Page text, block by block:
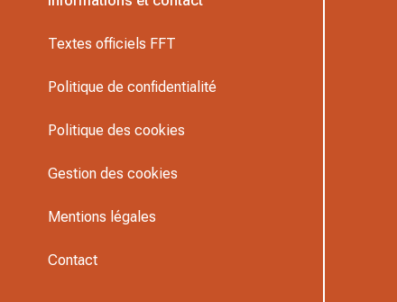
Textes officiels FFT
Politique de confidentialité
Politique des cookies
Gestion des cookies
Mentions légales
Contact